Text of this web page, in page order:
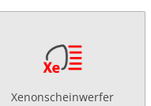
Xenonscheinwerfer